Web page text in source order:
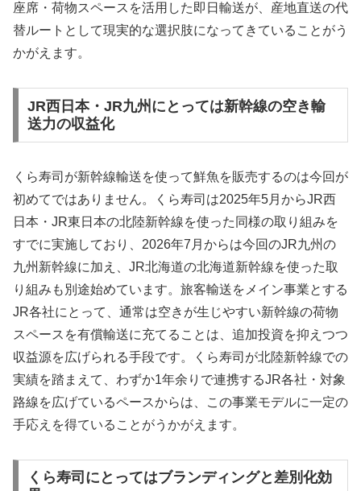
座席・荷物スペースを活用した即日輸送が、産地直送の代
替ルートとして現実的な選択肢になってきていることがう
かがえます。
JR西日本・JR九州にとっては新幹線の空き輸
送力の収益化
くら寿司が新幹線輸送を使って鮮魚を販売するのは今回が
初めてではありません。くら寿司は2025年5月からJR西
日本・JR東日本の北陸新幹線を使った同様の取り組みを
すでに実施しており、2026年7月からは今回のJR九州の
九州新幹線に加え、JR北海道の北海道新幹線を使った取
り組みも別途始めています。旅客輸送をメイン事業とする
JR各社にとって、通常は空きが生じやすい新幹線の荷物
スペースを有償輸送に充てることは、追加投資を抑えつつ
収益源を広げられる手段です。くら寿司が北陸新幹線での
実績を踏まえて、わずか1年余りで連携するJR各社・対象
路線を広げているペースからは、この事業モデルに一定の
手応えを得ていることがうかがえます。
くら寿司にとってはブランディングと差別化効